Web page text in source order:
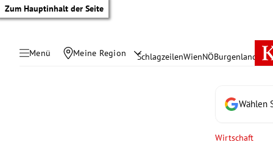
Zum Hauptinhalt der Seite
Menü Meine Region SchlagzeilenWienNÖBurgenland
Wählen
Wirtschaft